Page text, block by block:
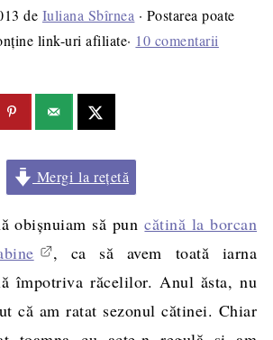
de Iuliana Sbîrnea · Postarea poate
link-uri afiliate· 10 comentarii
Mergi la rețetă
obișnuiam să puncătină la borcan
, ca să avem toată iarna
împotriva răcelilor. Anul ăsta, nu
că am ratat sezonul cătinei. Chiar